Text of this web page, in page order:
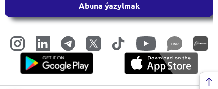
Abuna ýazylmak
LINK